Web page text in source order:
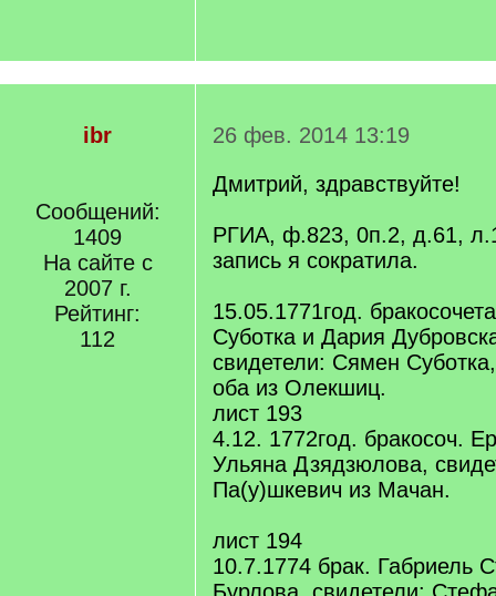
ibr
Сообщений:
1409
На сайте с
2007 г.
Рейтинг:
112
26 фев. 2014 13:19
Дмитрий, здравствуйте!
РГИА, ф.823, 0п.2, д.61,
запись я сократила.
15.05.1771год.
Суботка и Дария
свидетели: Сямен
оба из Олекшиц.
лист 193
4.12. 1772год. бракосоч.
Ульяна Дзядзюлова,
Па(у)шкевич из Мачан.
лист 194
10.7.1774 брак. Габриель